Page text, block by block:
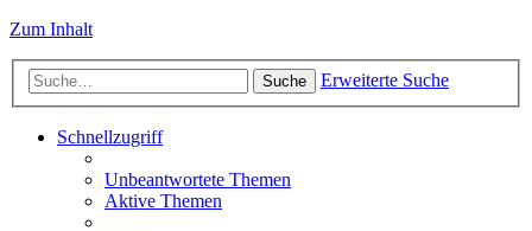
Zum Inhalt
Suche Erweiterte Suche
Schnellzugriff
Unbeantwortete Themen
Aktive Themen